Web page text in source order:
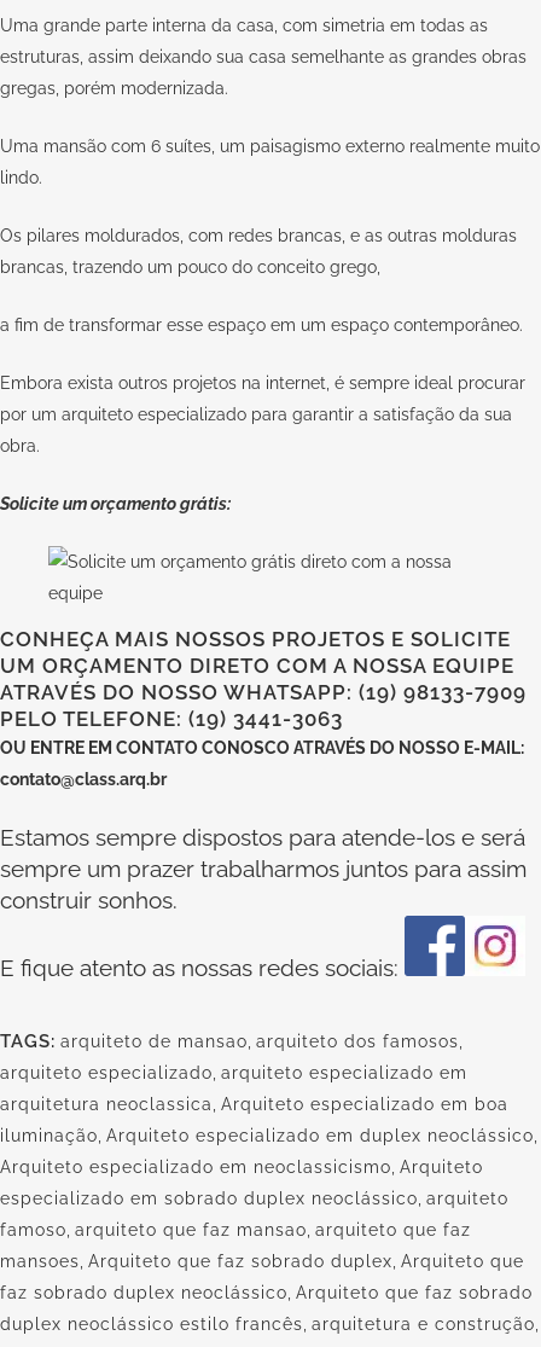
Uma grande parte interna da casa, com simetria em todas as
estruturas, assim deixando sua casa semelhante as grandes obras
gregas, porém modernizada.
Uma mansão com 6 suítes, um paisagismo externo realmente muito
lindo.
Os pilares moldurados, com redes brancas, e as outras molduras
brancas, trazendo um pouco do conceito grego,
a fim de transformar esse espaço em um espaço contemporâneo.
Embora exista outros projetos na internet, é sempre ideal procurar
por um arquiteto especializado para garantir a satisfação da sua
obra.
Solicite um orçamento grátis:
CONHEÇA MAIS NOSSOS PROJETOS E SOLICITE
UM ORÇAMENTO DIRETO COM A NOSSA EQUIPE
ATRAVÉS DO NOSSO WHATSAPP: (19) 98133-7909
PELO TELEFONE: (19) 3441-3063
OU ENTRE EM CONTATO CONOSCOATRAVÉS DO NOSSO E-MAIL:
contato@class.arq.br
Estamos sempre dispostos para atende-los e será
sempre um prazer trabalharmos juntos para assim
construir sonhos.
E fique atento as nossas redes sociais:
TAGS: arquiteto de mansao arquiteto dos famosos
arquiteto especializado arquiteto especializado em
arquitetura neoclassica Arquiteto especializado em boa
iluminação Arquiteto especializado em duplex neoclássico
Arquiteto especializado em neoclassicismo Arquiteto
especializado em sobrado duplex neoclássico arquiteto
famoso arquiteto que faz mansao arquiteto que faz
mansoes Arquiteto que faz sobrado duplex Arquiteto que
faz sobrado duplex neoclássico Arquiteto que faz sobrado
duplex neoclássico estilo francês arquitetura e construção